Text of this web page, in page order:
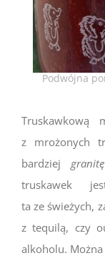
Podwójna
Truskawkową
z mrożonych
bardziej granitę
truskawek
ta ze świeżych,
z tequilą, czy
alkoholu.